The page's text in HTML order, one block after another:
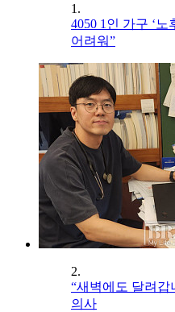
1.
4050 1인 가구 ‘노
어려워”
2.
“새벽에도 달려갑
의사